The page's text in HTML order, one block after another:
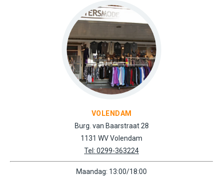
VOLENDAM
Burg. van Baarstraat 28
1131 WV Volendam
Tel: 0299-363224
Maandag: 13:00/18:00